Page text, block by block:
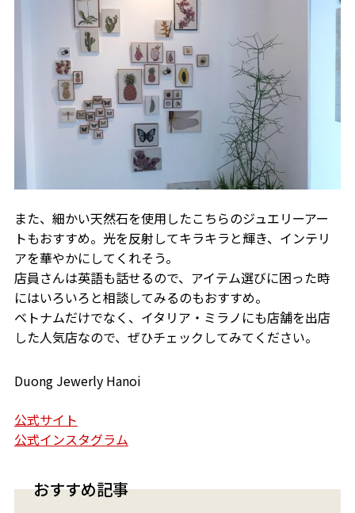
また、細かい天然石を使用したこちらのジュエリーアー
トもおすすめ。光を反射してキラキラと輝き、インテリ
アを華やかにしてくれそう。
店員さんは英語も話せるので、アイテム選びに困った時
にはいろいろと相談してみるのもおすすめ。
ベトナムだけでなく、イタリア・ミラノにも店舗を出店
した人気店なので、ぜひチェックしてみてください。
Duong Jewerly Hanoi
公式サイト
公式インスタグラム
おすすめ記事